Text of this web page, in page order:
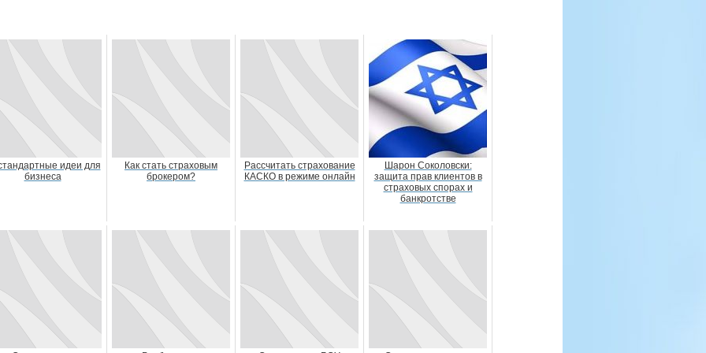
идеи для
бизнеса
Как стать страховым
брокером?
Рассчитать страхование
КАСКО в режиме онлайн
Шарон Соколовски:
защита прав клиентов в
страховых спорах и
банкротстве